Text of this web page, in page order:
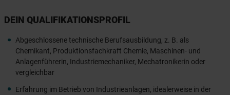
DEIN QUALIFIKATIONSPROFIL
Abgeschlossene technische Berufsausbildung, z. B. als
Chemikant, Produktionsfachkraft Chemie, Maschinen- und
Anlagenführerin, Industriemechaniker, Mechatronikerin oder
vergleichbar
Erfahrung im Betrieb von Industrieanlagen, idealerweise in der